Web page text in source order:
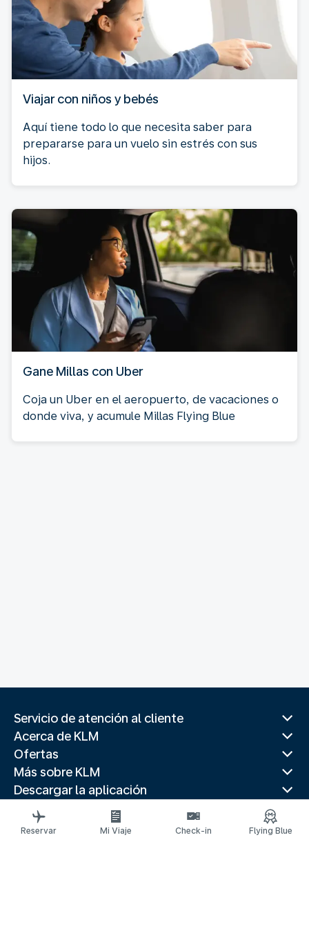
Viajar con niños y bebés
Aquí tiene todo lo que necesita saber para
prepararse para un vuelo sin estrés con sus
hijos.
Gane Millas con Uber
Coja un Uber en el aeropuerto, de vacaciones o
donde viva, y acumule Millas Flying Blue
Servicio de atención al cliente
Acerca de KLM
Ofertas
Más sobre KLM
Descargar la aplicación
Páginas web relacionadas
Paises populares
Reservar Mi Viaje Check-in Flying Blue